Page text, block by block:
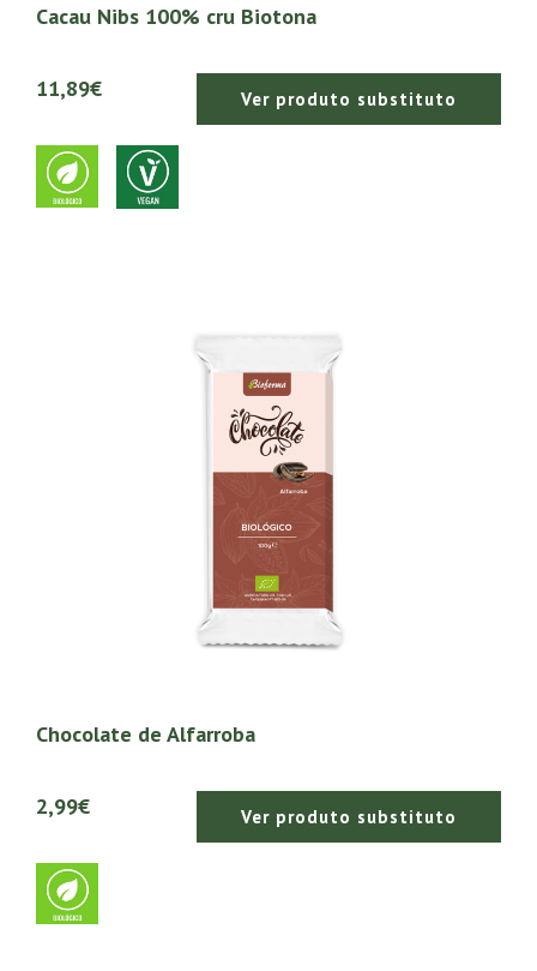
Cacau Nibs 100% cru Biotona
11,89€ Ver produto substituto
Chocolate de Alfarroba
2,99€ Ver produto substituto